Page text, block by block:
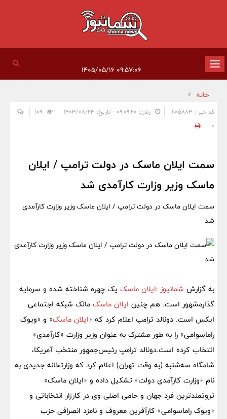
تغییر
وضعیت
ناوبری
۰۹:۵۷:۰۶ ۱۴۰۵/۰۵/۱۶
خانه
کد خبر : 1105883 زمان: ۰۹:۰۹:۲۰ - تاریخ: ۱۴۰۳/۰۸/۲۳
0
سمت ایلان ماسک در دولت ترامپ / ایلان
ماسک وزیر وزارت کارآمدی شد
سمت ایلان ماسک در دولت ترامپ / ایلان ماسک وزیر وزارت کارآمدی
شد
به گزارش شمانیوز :ایلان ماسک یک چهره شناخته شده و سرمایه
گذارمشهور است. هم چنین ایلان ماسک مالک شبکه اجتماعی
ایکس است. دونالد ترامپ اعلام کرد که «ایلان ماسک» و «ویوک
راماسوامی» را به طور مشترک به عنوان وزیر وزارت «کارآمدی»
انتخاب کرده است.دونالد ترامپ رئیس‌جمهور منتخب آمریکا،
شامگاه سه‌شنبه (به وقت تهران) اعلام کرد که وزارتخانه جدیدی به
نام «وزارت کارآمدی دولت» تشکیل داده و «ایلان ماسک»
ثروتمندترین فرد جهان و حامی اصلی وی در کارزار انتخاباتی و
«ویوک راماسوامی» کارآفرین معروف و نامزد انصرافی حزب